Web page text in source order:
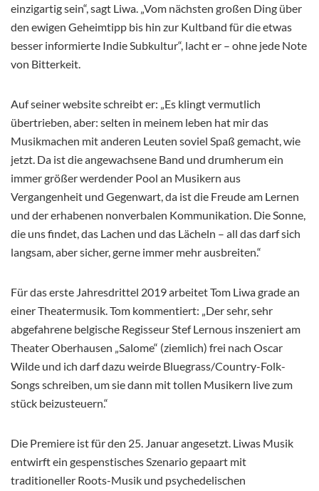
einzigartig sein“, sagt Liwa. „Vom nächsten großen Ding über
den ewigen Geheimtipp bis hin zur Kultband für die etwas
besser informierte Indie Subkultur“, lacht er – ohne jede Note
von Bitterkeit.
Auf seiner website schreibt er: „Es klingt vermutlich
übertrieben, aber: selten in meinem leben hat mir das
Musikmachen mit anderen Leuten soviel Spaß gemacht, wie
jetzt. Da ist die angewachsene Band und drumherum ein
immer größer werdender Pool an Musikern aus
Vergangenheit und Gegenwart, da ist die Freude am Lernen
und der erhabenen nonverbalen Kommunikation. Die Sonne,
die uns findet, das Lachen und das Lächeln – all das darf sich
langsam, aber sicher, gerne immer mehr ausbreiten.“
Für das erste Jahresdrittel 2019 arbeitet Tom Liwa grade an
einer Theatermusik. Tom kommentiert: „Der sehr, sehr
abgefahrene belgische Regisseur Stef Lernous inszeniert am
Theater Oberhausen „Salome“ (ziemlich) frei nach Oscar
Wilde und ich darf dazu weirde Bluegrass/Country-Folk-
Songs schreiben, um sie dann mit tollen Musikern live zum
stück beizusteuern.“
Die Premiere ist für den 25. Januar angesetzt. Liwas Musik
entwirft ein gespenstisches Szenario gepaart mit
traditioneller Roots-Musik und psychedelischen